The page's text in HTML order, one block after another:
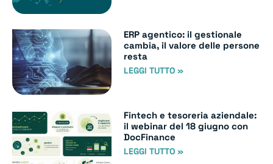
ERP agentico: il gestionale
cambia, il valore delle persone
resta
LEGGI TUTTO »
Fintech e tesoreria aziendale:
il webinar del 18 giugno con
DocFinance
LEGGI TUTTO »